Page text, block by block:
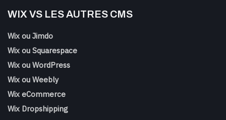
WIX VS LES AUTRES CMS
Wix ou Jimdo
Wix ou Squarespace
Wix ou WordPress
Wix ou Weebly
Wix eCommerce
Wix Dropshipping